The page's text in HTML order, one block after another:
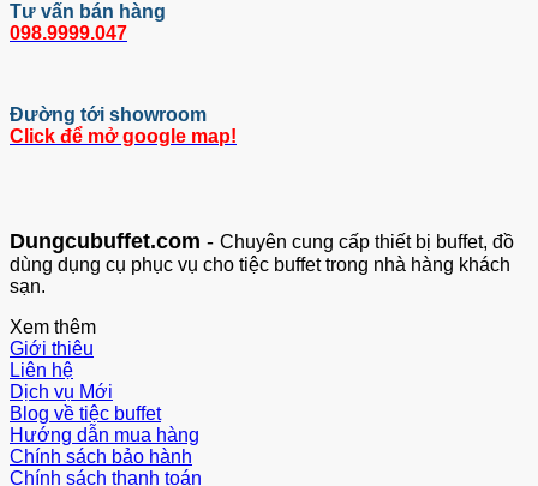
Tư vấn bán hàng
098.9999.047
Đường tới showroom
Click để mở google map!
Dungcubuffet.com - Chuyên cung cấp thiết bị buffet, đồ
dùng dụng cụ phục vụ cho tiệc buffet trong nhà hàng khách
sạn.
Xem thêm
Giới thiêu
Liên hệ
Dịch vụ
Blog về tiệc buffet
Hướng dẫn mua hàng
Chính sách bảo hành
Chính sách thanh toán